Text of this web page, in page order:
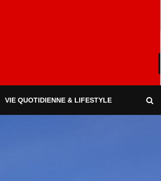
VIE QUOTIDIENNE & LIFESTYLE